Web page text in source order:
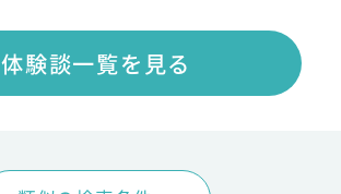
体験談一覧を見る